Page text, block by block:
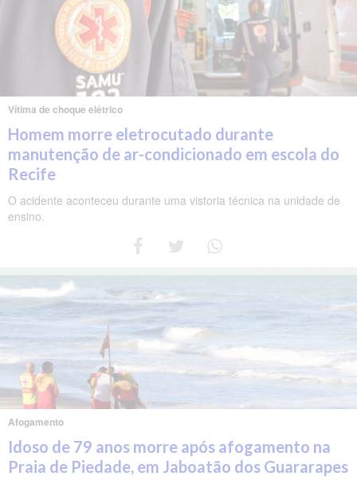
Vítima de choque elétrico
Homem morre eletrocutado durante
manutenção de ar-condicionado em escola do
Recife
O acidente aconteceu durante uma vistoria técnica na unidade de
ensino.
Afogamento
Idoso de 79 anos morre após afogamento na
Praia de Piedade, em Jaboatão dos Guararapes